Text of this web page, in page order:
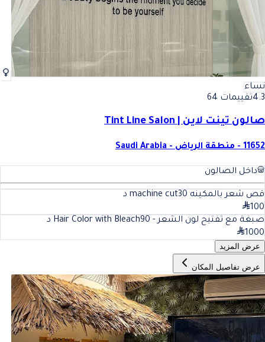
نساء
4.3تقييمات 64
صالون تينت لاين | Tint Line Salon
11652 - منطقة الرياض - Saudi Arabia
داخل الصالون
قص شعر بالمكينه machine cut 30
د
100
صبغة مع تفتيح لون الشعر - Hair Color with Bleach 90
د
1000
عرض المزيد
عرض تفاصيل المكان